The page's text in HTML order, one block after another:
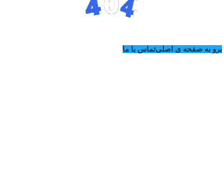
برو به صفحه ی اصلیتماس با ما